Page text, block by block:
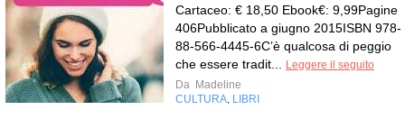
Cartaceo: € 18,50 Ebook€: 9,99Pagine
406Pubblicato a giugno 2015ISBN 978-
88-566-4445-6C’è qualcosa di peggio
che essere tradit...
Leggere il seguito
Da Madeline
CULTURA LIBRI